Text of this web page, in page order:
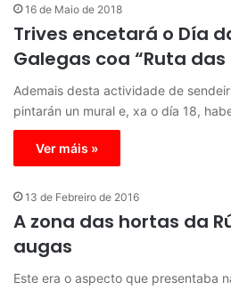
16 de Maio de 2018
Trives encetará o Día
Galegas coa “Ruta das
Ademais desta actividade de
pintarán un mural e, xa o día 18,
Ver máis »
13 de Febreiro de 2016
A zona das hortas da
augas
Este era o aspecto que presentaba